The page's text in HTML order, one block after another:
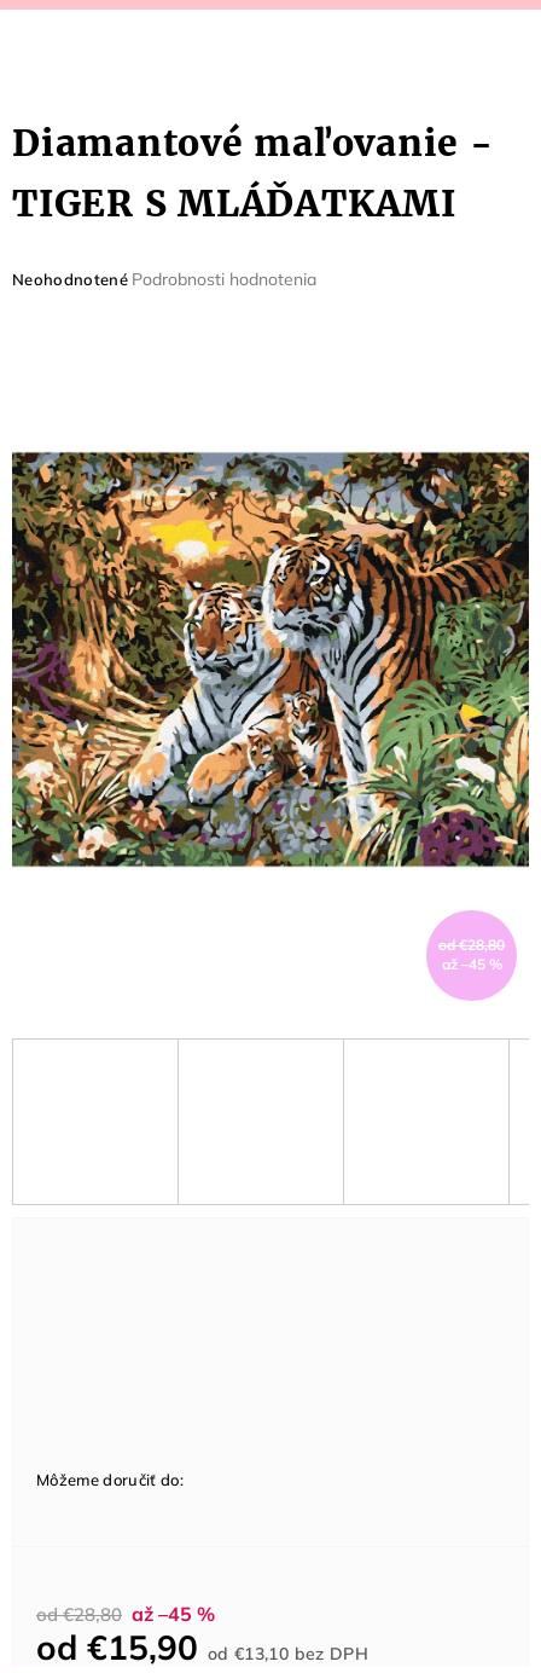
Diamantové maľovanie -
TIGER S MLÁĎATKAMI
Priemerné
Neohodnotené Podrobnosti hodnotenia
od €28,80
až –45 %
od €28,80 až –45 %
od €15,90 od€13,10 bez DPHcena:
Môžeme doručiť do: